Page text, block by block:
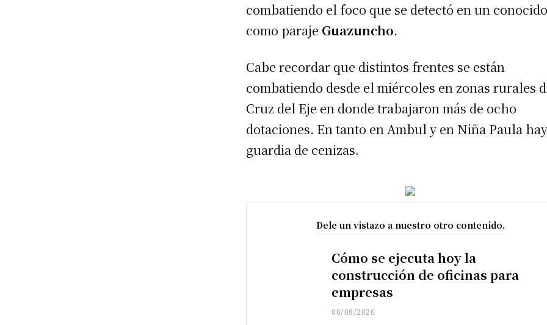
combatiendo el foco que se detectó en un
como paraje Guazuncho.
Cabe recordar que distintos frentes se están
combatiendo desde el miércoles en zonas rurales
Cruz del Eje en donde trabajaron más de ocho
dotaciones. En tanto en Ambul y en Niña Paula
guardia de cenizas.
Dele un vistazo a nuestro otro contenido.
Cómo se ejecuta hoy la
construcción de oficinas para
empresas
06/08/2026